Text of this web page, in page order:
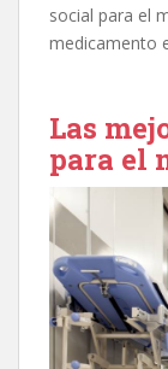
social para el
medicamento
Las
para el